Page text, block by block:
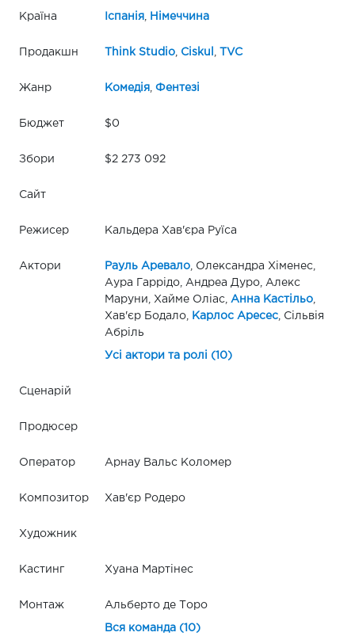
Країна Іспанія, Німеччина
Продакшн Think Studio, Ciskul TVC
Жанр Комедія, Фентезі
Бюджет $0
Збори $2 273 092
Сайт
Режисер Кальдера Хав'єра Руїса
Актори Рауль Аревало, Олександра Хіменес,
Аура Гаррідо, Андреа Дуро, Алекс
Маруни, Хайме Оліас,
Анна Кастільо,
Хав'єр Бодало,
Карлос Аресес, Сільвія
Абріль
Усі актори та ролі (10)
Сценарій
Продюсер
Оператор Арнау Вальс Коломер
Композитор Хав'єр Родеро
Художник
Кастинг Хуана Мартінес
Монтаж Альберто де Торо
Вся команда (10)